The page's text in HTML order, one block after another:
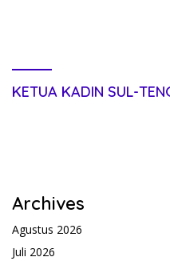
KETUA KADIN SUL-
Archives
Agustus 2026
Juli 2026